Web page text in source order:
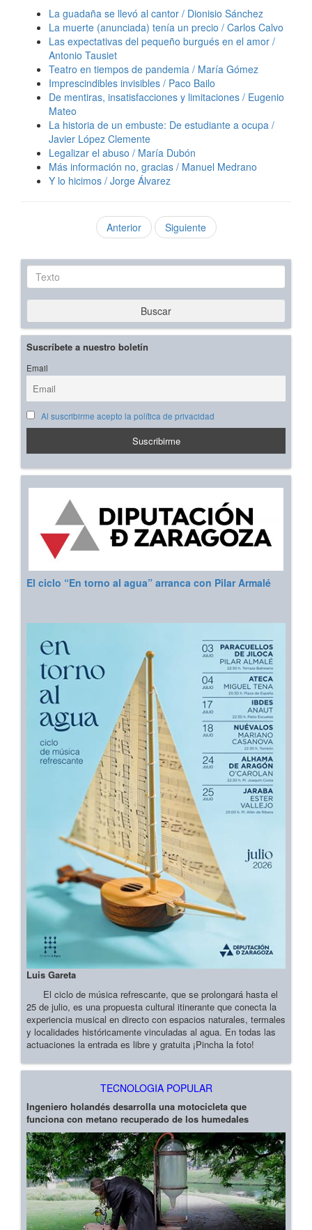
La guadaña se llevó al cantor / Dionisio Sánchez
La muerte (anunciada) tenía un precio / Carlos Calvo
Las expectativas del pequeño burgués en el amor /
Antonio Tausiet
Teatro en tiempos de pandemia / María Gómez
Imprescindibles invisibles / Paco Bailo
De mentiras, insatisfacciones y limitaciones / Eugenio
Mateo
La historia de un embuste: De estudiante a ocupa /
Javier López Clemente
Legalizar el abuso / María Dubón
Más información no, gracias / Manuel Medrano
Y lo hicimos / Jorge Álvarez
Anterior Siguiente
Texto
Buscar
Suscríbete a nuestro boletín
Email
Al suscribirme acepto la política de privacidad
El ciclo “En torno al agua” arranca con Pilar Armalé
Luis Gareta
El ciclo de música refrescante, que se prolongará hasta el
25 de julio, es una propuesta cultural itinerante que conecta la
experiencia musical en directo con espacios naturales, termales
y localidades históricamente vinculadas al agua. En todas las
actuaciones la entrada es libre y gratuita ¡Pincha la foto!
TECNOLOGIA POPULAR
Ingeniero holandés desarrolla una motocicleta que
funciona con metano recuperado de los humedales